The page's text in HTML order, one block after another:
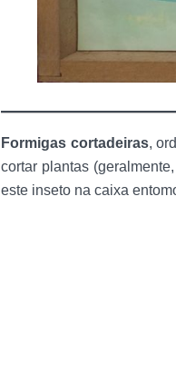
Formigas cortadeiras,
cortar plantas
este inseto na caixa